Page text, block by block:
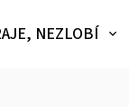
NEZLOBÍ